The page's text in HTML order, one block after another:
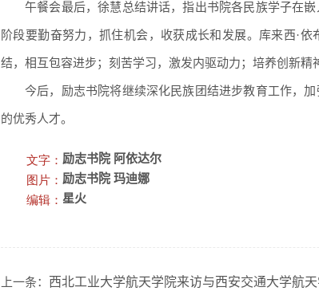
午餐会最后，徐慧总结讲话，指出书院各民族学子在
阶段要勤奋努力，抓住机会，收获成长和发展。库来西·
结，相互包容进步；刻苦学习，激发内驱动力；培养创新精
今后，励志书院将继续深化民族团结进步教育工作，
的优秀人才。
文字： 励志书院 阿依达尔
图片： 励志书院 玛迪娜
编辑： 星火
上一条： 西北工业大学航天学院来访与西安交通大学航